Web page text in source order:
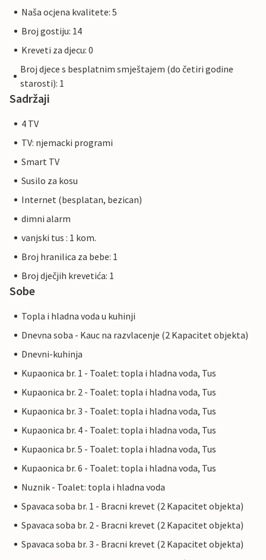
Naša ocjena kvalitete: 5
Broj gostiju: 14
Kreveti za djecu: 0
Broj djece s besplatnim smještajem (do četiri godine
starosti): 1
Sadržaji
4 TV
TV: njemacki programi
Smart TV
Susilo za kosu
Internet (besplatan, bezican)
dimni alarm
vanjski tus : 1 kom.
Broj hranilica za bebe: 1
Broj dječjih krevetića: 1
Sobe
Topla i hladna voda u kuhinji
Dnevna soba - Kauc na razvlacenje (2 Kapacitet objekta)
Dnevni-kuhinja
Kupaonica br. 1 - Toalet: topla i hladna voda, Tus
Kupaonica br. 2 - Toalet: topla i hladna voda, Tus
Kupaonica br. 3 - Toalet: topla i hladna voda, Tus
Kupaonica br. 4 - Toalet: topla i hladna voda, Tus
Kupaonica br. 5 - Toalet: topla i hladna voda, Tus
Kupaonica br. 6 - Toalet: topla i hladna voda, Tus
Nuznik - Toalet: topla i hladna voda
Spavaca soba br. 1 - Bracni krevet (2 Kapacitet objekta)
Spavaca soba br. 2 - Bracni krevet (2 Kapacitet objekta)
Spavaca soba br. 3 - Bracni krevet (2 Kapacitet objekta)